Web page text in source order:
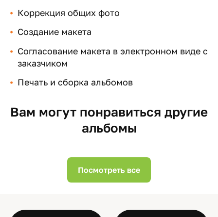
Коррекция общих фото
Создание макета
Согласование макета в электронном виде с
заказчиком
Печать и сборка альбомов
Вам могут понравиться другие
альбомы
Посмотреть все